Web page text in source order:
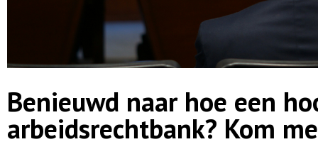
Benieuwd naar hoe een
arbeidsrechtbank? Kom